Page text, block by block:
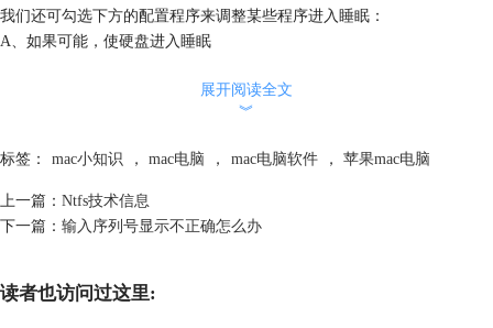
我们还可勾选下方的配置程序来调整某些程序进入睡眠：
A、如果可能，使硬盘进入睡眠
C、电池供电时启用power nap睡眠时，mac可以定期检查新电子邮件、日
展开阅读全文
︾
标签： mac小知识 ， mac电脑 ， mac电脑软件 ， 苹果mac电脑
上一篇： Ntfs技术信息
下一篇： 输入序列号显示不正确怎么办
读者也访问过这里: